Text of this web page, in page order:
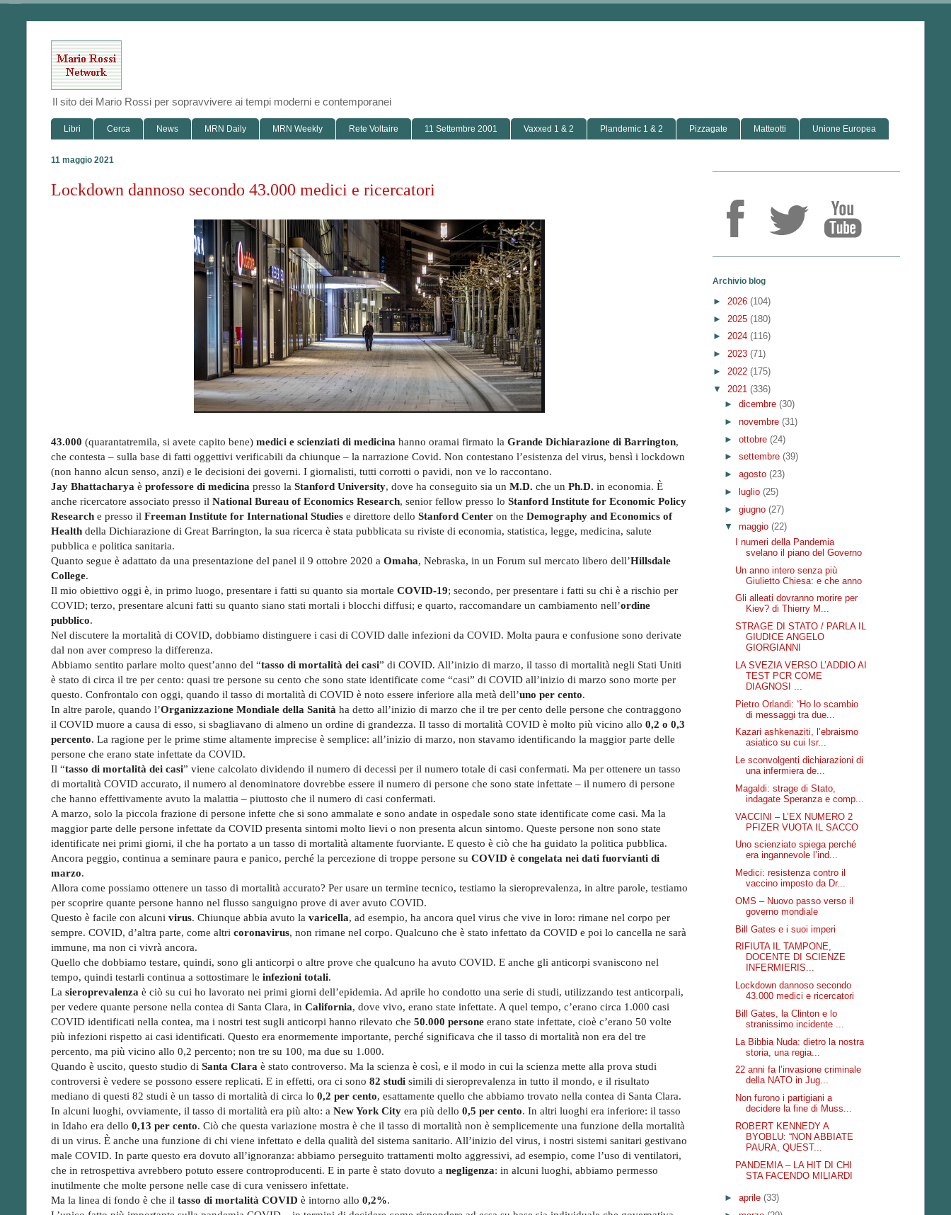
Il sito dei Mario Rossi per sopravvivere ai tempi moderni e contemporanei
Libri Cerca News MRN Daily MRN Weekly Rete Voltaire 11 Settembre 2001 Vaxxed 1 & 2 Plandemic 1 & 2 Pizzagate Matteotti Unione Europea
11 maggio 2021
Lockdown dannoso secondo 43.000 medici e ricercatori
43.000 (quarantatremila, si avete capito bene) medici e scienziati di medicina hanno oramai firmato la Grande Dichiarazione di Barrington,
che contesta – sulla base di fatti oggettivi verificabili da chiunque – la narrazione Covid. Non contestano l’esistenza del virus, bensì i lockdown
(non hanno alcun senso, anzi) e le decisioni dei governi. I giornalisti, tutti corrotti o pavidi, non ve lo raccontano.
Jay Bhattacharya è professore di medicina presso la Stanford University, dove ha conseguito sia un M.D. che un Ph.D. in economia. È
anche ricercatore associato presso il National Bureau of Economics Research, senior fellow presso lo Stanford Institute for Economic Policy
Research e presso il Freeman Institute for International Studies e direttore dello Stanford Center on the Demography and Economics of
Health della Dichiarazione di Great Barrington, la sua ricerca è stata pubblicata su riviste di economia, statistica, legge, medicina, salute
pubblica e politica sanitaria.
Quanto segue è adattato da una presentazione del panel il 9 ottobre 2020 a Omaha, Nebraska, in un Forum sul mercato libero dell’Hillsdale
College.
Il mio obiettivo oggi è, in primo luogo, presentare i fatti su quanto sia mortale COVID-19; secondo, per presentare i fatti su chi è a rischio per
COVID; terzo, presentare alcuni fatti su quanto siano stati mortali i blocchi diffusi; e quarto, raccomandare un cambiamento nell’ordine
pubblico.
Nel discutere la mortalità di COVID, dobbiamo distinguere i casi di COVID dalle infezioni da COVID. Molta paura e confusione sono derivate
dal non aver compreso la differenza.
Abbiamo sentito parlare molto quest’anno del “tasso di mortalità dei casi” di COVID. All’inizio di marzo, il tasso di mortalità negli Stati Uniti
è stato di circa il tre per cento: quasi tre persone su cento che sono state identificate come “casi” di COVID all’inizio di marzo sono morte per
questo. Confrontalo con oggi, quando il tasso di mortalità di COVID è noto essere inferiore alla metà dell’uno per cento.
In altre parole, quando l’Organizzazione Mondiale della Sanità ha detto all’inizio di marzo che il tre per cento delle persone che contraggono
il COVID muore a causa di esso, si sbagliavano di almeno un ordine di grandezza. Il tasso di mortalità COVID è molto più vicino allo 0,2 o 0,3
percento. La ragione per le prime stime altamente imprecise è semplice: all’inizio di marzo, non stavamo identificando la maggior parte delle
persone che erano state infettate da COVID.
Il “tasso di mortalità dei casi” viene calcolato dividendo il numero di decessi per il numero totale di casi confermati. Ma per ottenere un tasso
di mortalità COVID accurato, il numero al denominatore dovrebbe essere il numero di persone che sono state infettate – il numero di persone
che hanno effettivamente avuto la malattia – piuttosto che il numero di casi confermati.
A marzo, solo la piccola frazione di persone infette che si sono ammalate e sono andate in ospedale sono state identificate come casi. Ma la
maggior parte delle persone infettate da COVID presenta sintomi molto lievi o non presenta alcun sintomo. Queste persone non sono state
identificate nei primi giorni, il che ha portato a un tasso di mortalità altamente fuorviante. E questo è ciò che ha guidato la politica pubblica.
Ancora peggio, continua a seminare paura e panico, perché la percezione di troppe persone su COVID è congelata nei dati fuorvianti di
marzo.
Allora come possiamo ottenere un tasso di mortalità accurato? Per usare un termine tecnico, testiamo la sieroprevalenza, in altre parole, testiamo
per scoprire quante persone hanno nel flusso sanguigno prove di aver avuto COVID.
Questo è facile con alcuni virus. Chiunque abbia avuto la varicella, ad esempio, ha ancora quel virus che vive in loro: rimane nel corpo per
sempre. COVID, d’altra parte, come altri coronavirus, non rimane nel corpo. Qualcuno che è stato infettato da COVID e poi lo cancella ne sarà
immune, ma non ci vivrà ancora.
Quello che dobbiamo testare, quindi, sono gli anticorpi o altre prove che qualcuno ha avuto COVID. E anche gli anticorpi svaniscono nel
tempo, quindi testarli continua a sottostimare le infezioni totali.
La sieroprevalenza è ciò su cui ho lavorato nei primi giorni dell’epidemia. Ad aprile ho condotto una serie di studi, utilizzando test anticorpali,
per vedere quante persone nella contea di Santa Clara, in California, dove vivo, erano state infettate. A quel tempo, c’erano circa 1.000 casi
COVID identificati nella contea, ma i nostri test sugli anticorpi hanno rilevato che 50.000 persone erano state infettate, cioè c’erano 50 volte
più infezioni rispetto ai casi identificati. Questo era enormemente importante, perché significava che il tasso di mortalità non era del tre
percento, ma più vicino allo 0,2 percento; non tre su 100, ma due su 1.000.
Quando è uscito, questo studio di Santa Clara è stato controverso. Ma la scienza è così, e il modo in cui la scienza mette alla prova studi
controversi è vedere se possono essere replicati. E in effetti, ora ci sono 82 studi simili di sieroprevalenza in tutto il mondo, e il risultato
mediano di questi 82 studi è un tasso di mortalità di circa lo 0,2 per cento, esattamente quello che abbiamo trovato nella contea di Santa Clara.
In alcuni luoghi, ovviamente, il tasso di mortalità era più alto: a New York City era più dello 0,5 per cento. In altri luoghi era inferiore: il tasso
in Idaho era dello 0,13 per cento. Ciò che questa variazione mostra è che il tasso di mortalità non è semplicemente una funzione della mortalità
di un virus. È anche una funzione di chi viene infettato e della qualità del sistema sanitario. All’inizio del virus, i nostri sistemi sanitari gestivano
male COVID. In parte questo era dovuto all’ignoranza: abbiamo perseguito trattamenti molto aggressivi, ad esempio, come l’uso di ventilatori,
che in retrospettiva avrebbero potuto essere controproducenti. E in parte è stato dovuto a negligenza: in alcuni luoghi, abbiamo permesso
inutilmente che molte persone nelle case di cura venissero infettate.
Ma la linea di fondo è che il tasso di mortalità COVID è intorno allo 0,2%.
Archivio blog
► 2026 (104)
► 2025 (180)
► 2024 (116)
► 2023 (71)
► 2022 (175)
▼ 2021 (336)
► dicembre (30)
► novembre (31)
► ottobre (24)
► settembre (39)
► agosto (23)
►
luglio (25)
► giugno (27)
▼ maggio (22)
I numeri della Pandemia
svelano il piano del Governo
Un anno intero senza più
Giulietto Chiesa: e che anno
Gli alleati dovranno morire per
Kiev? di Thierry M...
STRAGE DI STATO / PARLA IL
GIUDICE ANGELO
GIORGIANNI
LA SVEZIA VERSO L’ADDIO AI
TEST PCR COME
DIAGNOSI ...
Pietro Orlandi: “Ho lo scambio
di messaggi tra due...
Kazari ashkenaziti, l’ebraismo
asiatico su cui Isr...
Le sconvolgenti dichiarazioni di
una infermiera de...
Magaldi: strage di Stato,
indagate Speranza e comp...
VACCINI – L’EX NUMERO 2
PFIZER VUOTA IL SACCO
Uno scienziato spiega perché
era ingannevole l’ind...
Medici: resistenza contro il
vaccino imposto da Dr...
OMS – Nuovo passo verso il
governo mondiale
Bill Gates e i suoi imperi
RIFIUTA IL TAMPONE,
DOCENTE DI SCIENZE
INFERMIERIS...
Lockdown dannoso secondo
43.000 medici e ricercatori
Bill Gates, la Clinton e lo
stranissimo incidente ...
La Bibbia Nuda: dietro la nostra
storia, una regia...
22 anni fa l’invasione criminale
della NATO in Jug...
Non furono i partigiani a
decidere la fine di Muss...
ROBERT KENNEDY A
BYOBLU: “NON ABBIATE
PAURA, QUEST...
PANDEMIA – LA HIT DI CHI
STA FACENDO MILIARDI
► aprile (33)